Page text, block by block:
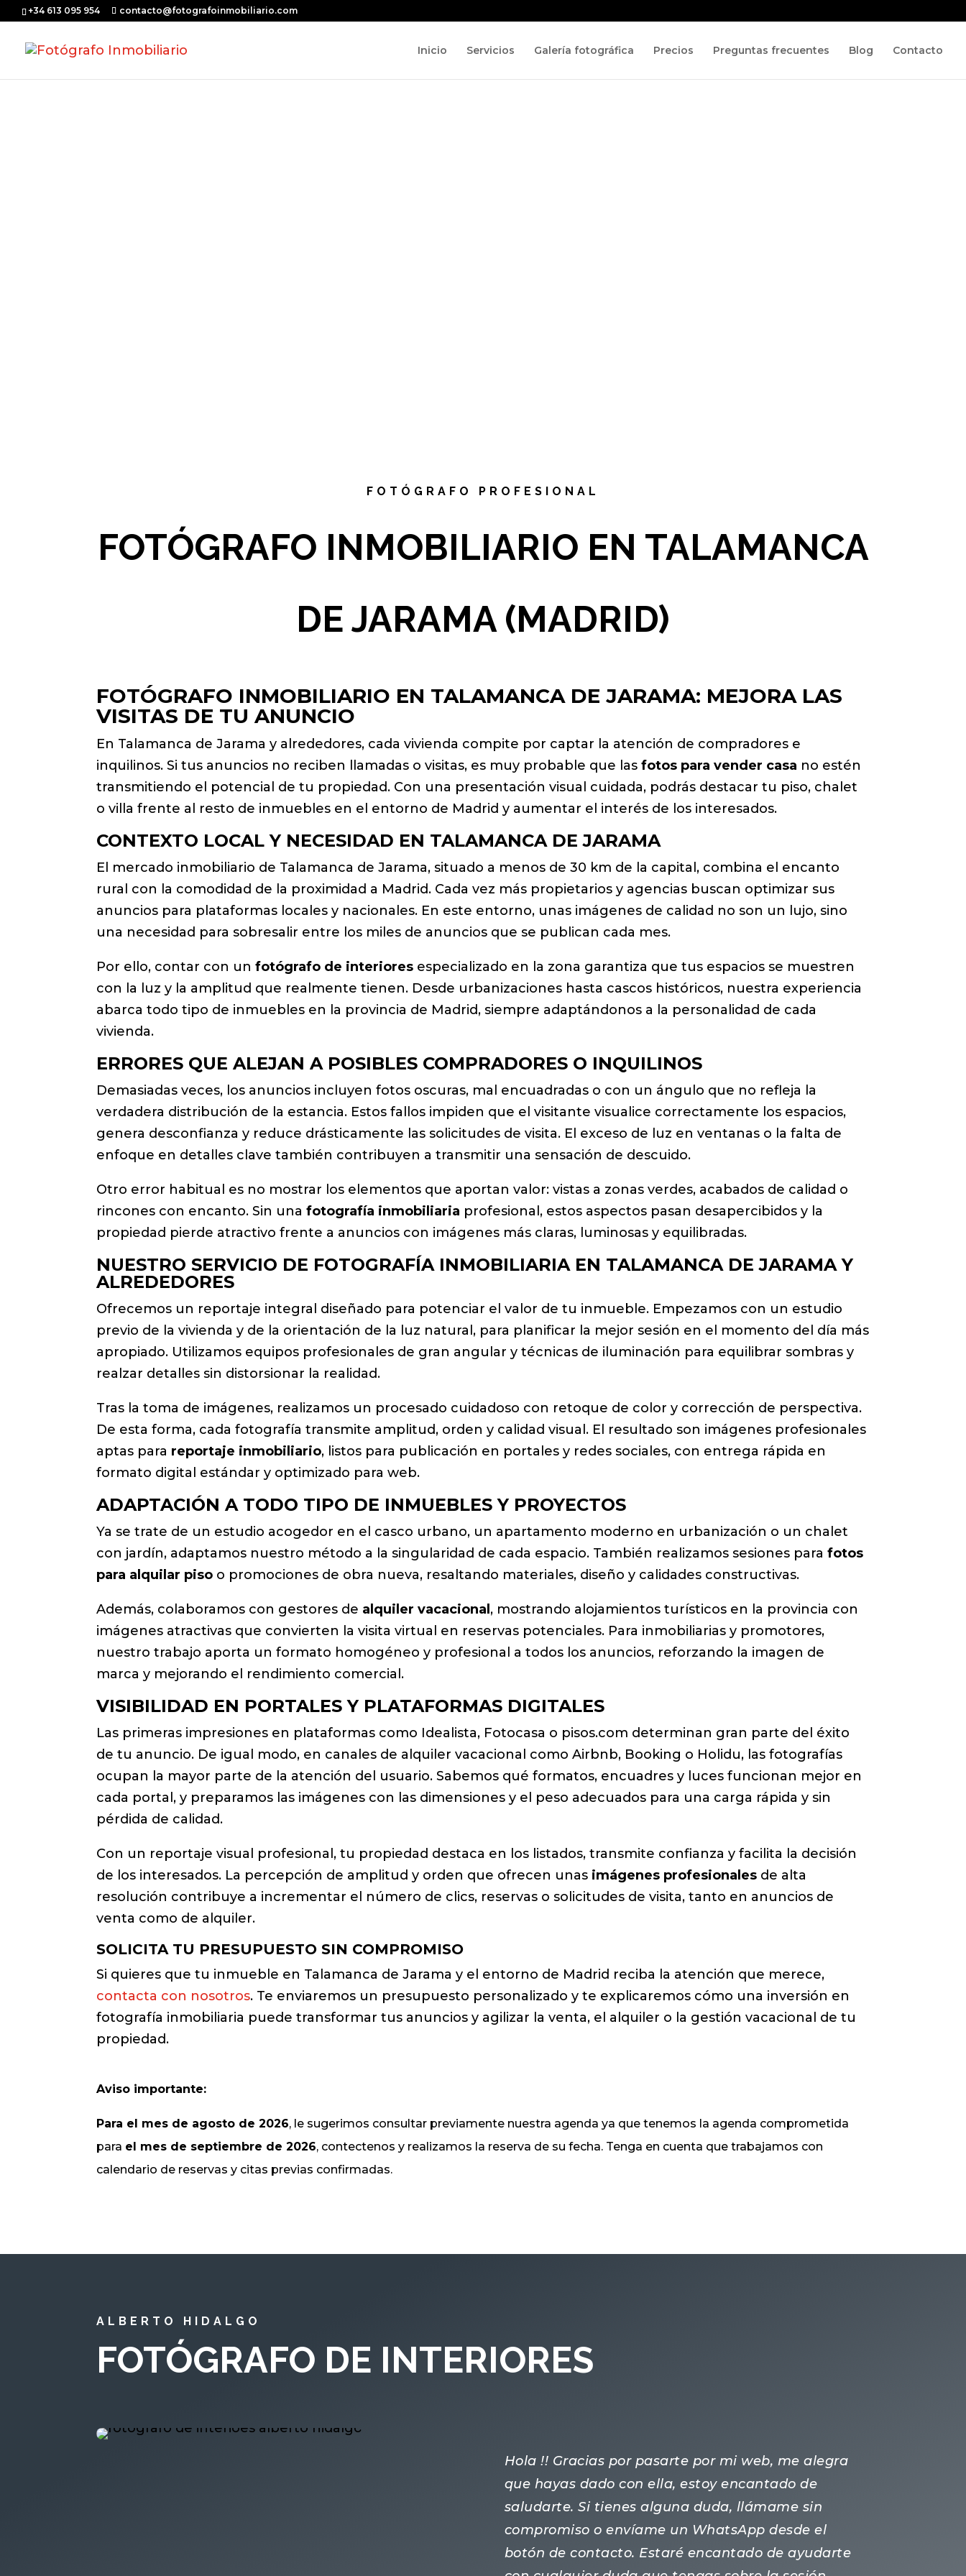
+34 613 095 954 contacto@fotografoinmobiliario.com
Inicio Servicios Galería fotográfica Precios Preguntas frecuentes Blog Contacto
FOTÓGRAFO PROFESIONAL
FOTÓGRAFO INMOBILIARIO EN TALAMANCA
DE JARAMA (MADRID)
FOTÓGRAFO INMOBILIARIO EN TALAMANCA DE JARAMA: MEJORA LAS
VISITAS DE TU ANUNCIO
En Talamanca de Jarama y alrededores, cada vivienda compite por captar la atención de compradores e
inquilinos. Si tus anuncios no reciben llamadas o visitas, es muy probable que lasfotos para vender casa no estén
transmitiendo el potencial de tu propiedad. Con una presentación visual cuidada, podrás destacar tu piso, chalet
o villa frente al resto de inmuebles en el entorno de Madrid y aumentar el interés de los interesados.
CONTEXTO LOCAL Y NECESIDAD EN TALAMANCA DE JARAMA
El mercado inmobiliario de Talamanca de Jarama, situado a menos de 30 km de la capital, combina el encanto
rural con la comodidad de la proximidad a Madrid. Cada vez más propietarios y agencias buscan optimizar sus
anuncios para plataformas locales y nacionales. En este entorno, unas imágenes de calidad no son un lujo, sino
una necesidad para sobresalir entre los miles de anuncios que se publican cada mes.
Por ello, contar con unfotógrafo de interiores especializado en la zona garantiza que tus espacios se muestren
con la luz y la amplitud que realmente tienen. Desde urbanizaciones hasta cascos históricos, nuestra experiencia
abarca todo tipo de inmuebles en la provincia de Madrid, siempre adaptándonos a la personalidad de cada
vivienda.
ERRORES QUE ALEJAN A POSIBLES COMPRADORES O INQUILINOS
Demasiadas veces, los anuncios incluyen fotos oscuras, mal encuadradas o con un ángulo que no refleja la
verdadera distribución de la estancia. Estos fallos impiden que el visitante visualice correctamente los espacios,
genera desconfianza y reduce drásticamente las solicitudes de visita. El exceso de luz en ventanas o la falta de
enfoque en detalles clave también contribuyen a transmitir una sensación de descuido.
Otro error habitual es no mostrar los elementos que aportan valor: vistas a zonas verdes, acabados de calidad o
rincones con encanto. Sin unafotografía inmobiliaria profesional, estos aspectos pasan desapercibidos y la
propiedad pierde atractivo frente a anuncios con imágenes más claras, luminosas y equilibradas.
NUESTRO SERVICIO DE FOTOGRAFÍA INMOBILIARIA EN TALAMANCA DE JARAMA Y
ALREDEDORES
Ofrecemos un reportaje integral diseñado para potenciar el valor de tu inmueble. Empezamos con un estudio
previo de la vivienda y de la orientación de la luz natural, para planificar la mejor sesión en el momento del día más
apropiado. Utilizamos equipos profesionales de gran angular y técnicas de iluminación para equilibrar sombras y
realzar detalles sin distorsionar la realidad.
Tras la toma de imágenes, realizamos un procesado cuidadoso con retoque de color y corrección de perspectiva.
De esta forma, cada fotografía transmite amplitud, orden y calidad visual. El resultado son imágenes profesionales
aptas para reportaje inmobiliario, listos para publicación en portales y redes sociales, con entrega rápida en
formato digital estándar y optimizado para web.
ADAPTACIÓN A TODO TIPO DE INMUEBLES Y PROYECTOS
Ya se trate de un estudio acogedor en el casco urbano, un apartamento moderno en urbanización o un chalet
con jardín, adaptamos nuestro método a la singularidad de cada espacio. También realizamos sesiones parafotos
para alquilar piso o promociones de obra nueva, resaltando materiales, diseño y calidades constructivas.
Además, colaboramos con gestores de alquiler vacacional, mostrando alojamientos turísticos en la provincia con
imágenes atractivas que convierten la visita virtual en reservas potenciales. Para inmobiliarias y promotores,
nuestro trabajo aporta un formato homogéneo y profesional a todos los anuncios, reforzando la imagen de
marca y mejorando el rendimiento comercial.
VISIBILIDAD EN PORTALES Y PLATAFORMAS DIGITALES
Las primeras impresiones en plataformas como Idealista, Fotocasa o pisos.com determinan gran parte del éxito
de tu anuncio. De igual modo, en canales de alquiler vacacional como Airbnb, Booking o Holidu, las fotografías
ocupan la mayor parte de la atención del usuario. Sabemos qué formatos, encuadres y luces funcionan mejor en
cada portal, y preparamos las imágenes con las dimensiones y el peso adecuados para una carga rápida y sin
pérdida de calidad.
Con un reportaje visual profesional, tu propiedad destaca en los listados, transmite confianza y facilita la decisión
de los interesados. La percepción de amplitud y orden que ofrecen unas imágenes profesionales de alta
resolución contribuye a incrementar el número de clics, reservas o solicitudes de visita, tanto en anuncios de
venta como de alquiler.
SOLICITA TU PRESUPUESTO SIN COMPROMISO
Si quieres que tu inmueble en Talamanca de Jarama y el entorno de Madrid reciba la atención que merece,
contacta con nosotros. Te enviaremos un presupuesto personalizado y te explicaremos cómo una inversión en
fotografía inmobiliaria puede transformar tus anuncios y agilizar la venta, el alquiler o la gestión vacacional de tu
propiedad.
Aviso importante:
Para el mes de agosto de 2026, le sugerimos consultar previamente nuestra agenda ya que tenemos la agenda comprometida
para el mes de septiembre de 2026, contectenos y realizamos la reserva de su fecha. Tenga en cuenta que trabajamos con
calendario de reservas y citas previas confirmadas.
ALBERTO HIDALGO
FOTÓGRAFO DE INTERIORES
Hola !! Gracias por pasarte por mi web, me alegra
que hayas dado con ella, estoy encantado de
saludarte. Si tienes alguna duda, llámame sin
compromiso o envíame un WhatsApp desde el
botón de contacto. Estaré encantado de ayudarte